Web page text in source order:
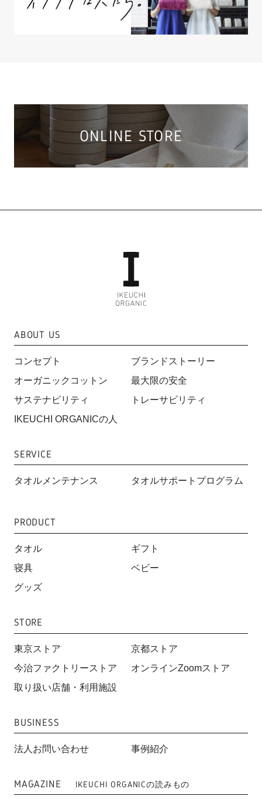
ONLINE STORE
ABOUT US
コンセプト
ブランドストーリー
オーガニックコットン
最大限の安全
サステナビリティ
トレーサビリティ
IKEUCHI ORGANICの人
SERVICE
タオルメンテナンス タオルサポートプログラム
PRODUCT
タオル
ギフト
寝具
ベビー
グッズ
STORE
東京ストア
京都ストア
今治ファクトリーストア
オンラインZoomストア
取り扱い店舗・利用施設
BUSINESS
法人お問い合わせ 事例紹介
MAGAZINE IKEUCHI ORGANICの読みもの